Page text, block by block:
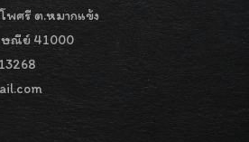
พศรี ต.หมากแข้ง
ษณีย์ 41000